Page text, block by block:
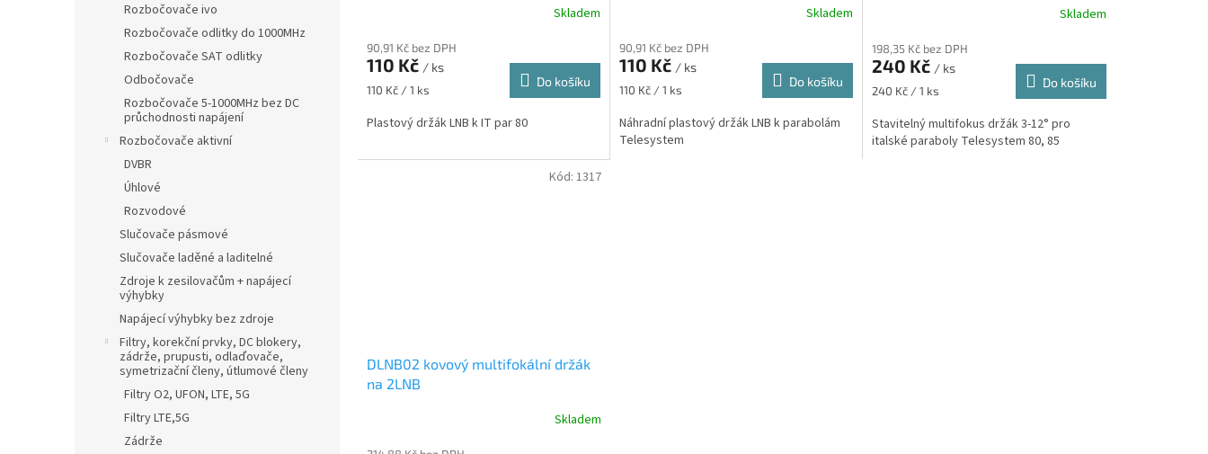
Rozbočovače ivo
Rozbočovače odlitky do 1000MHz
Rozbočovače SAT odlitky
Odbočovače
Rozbočovače 5-1000MHz bez DC
průchodnosti napájení
Rozbočovače aktivní
DVBR
Úhlové
Rozvodové
Slučovače pásmové
Slučovače laděné a laditelné
Zdroje k zesilovačům + napájecí
výhybky
Napájecí výhybky bez zdroje
Filtry, korekční prvky, DC blokery,
zádrže, prupusti, odlaďovače,
symetrizační členy, útlumové členy
Filtry O2, UFON, LTE, 5G
Filtry LTE,5G
Zádrže
Skladem
90,91 Kč bez DPH
110 Kč / ks
Měrná
110 Kč / 1 ks
Do košíku
Plastový držák LNB k IT par 80
Skladem
90,91 Kč bez DPH
110 Kč / ks
Měrná
110 Kč / 1 ks
Do košíku
Náhradní plastový držák LNB k parabolám
Telesystem
Skladem
198,35 Kč bez DPH
240 Kč / ks
Měrná
240 Kč / 1 ks
Do košíku
Stavitelný multifokus držák 3-12° pro
italské paraboly Telesystem 80, 85
DLNB02 kovový multifokální držák
na 2LNB
Skladem
Kód: 1317